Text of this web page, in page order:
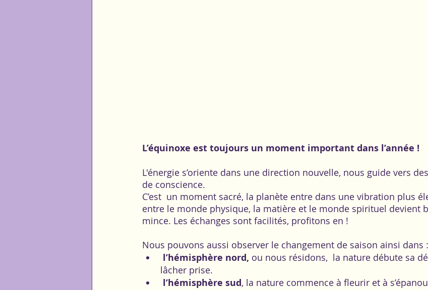
L’équinoxe est toujours un moment important dans l’année !
L'énergie s’oriente dans une direction nouvelle, nous guide vers
de conscience.
C’est  un moment sacré, la planète entre dans une vibration plus
entre le monde physique, la matière et le monde spirituel devient
mince. Les échanges sont facilités, profitons en !
Nous pouvons aussi observer le changement de saison ainsi dans :
l’hémisphère nord, ou nous résidons,  la nature débute sa
lâcher prise.
l’hémisphère sud, la nature commence à fleurir et à